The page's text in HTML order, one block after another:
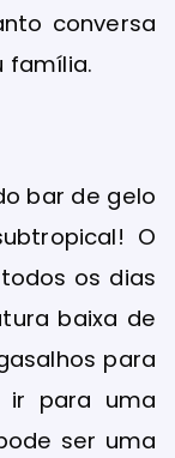
conversa
família.
bar de gelo
O
os dias
baixa de
para
ir para uma
ser uma